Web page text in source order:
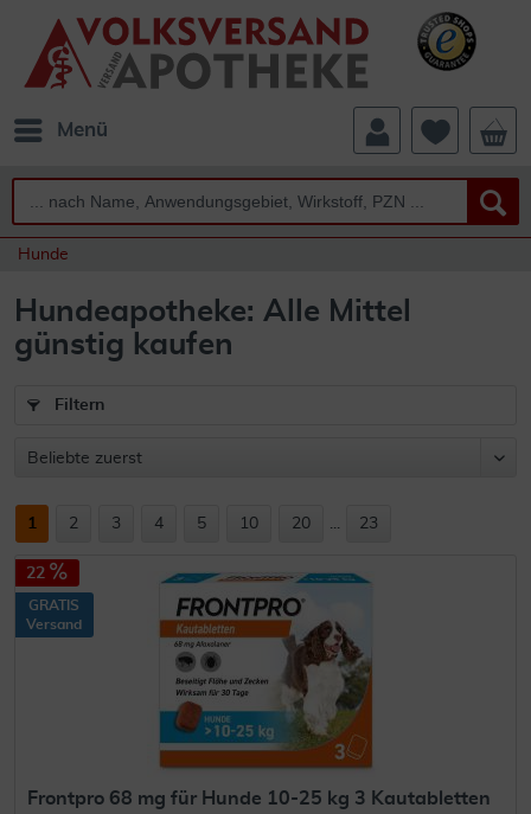
Menü
Hunde
Hundeapotheke: Alle Mittel
günstig kaufen
Filtern
1 2 3 4 5 10 20 ... 23
22
GRATIS
Versand
Frontpro 68 mg für Hunde 10-25 kg 3 Kautabletten